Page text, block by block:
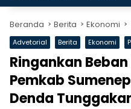
Beranda Berita Ekonomi
Advetorial Berita Ekonomi
Ringankan
Pemkab
Denda